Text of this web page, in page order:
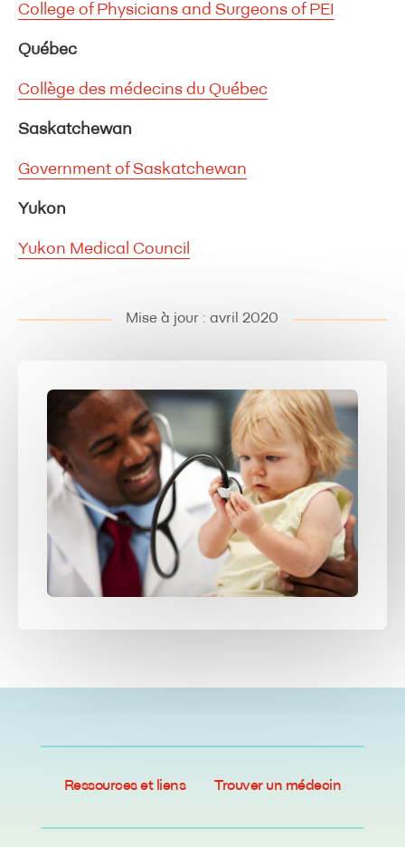
College of Physicians and Surgeons of PEI
Québec
Collège des médecins du Québec
Saskatchewan
Government of Saskatchewan
Yukon
Yukon Medical Council
Mise à jour : avril 2020
Ressources et liens Trouver un médecin